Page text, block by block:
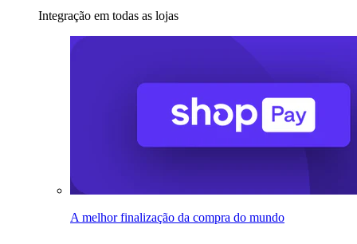
Integração em todas as lojas
A melhor finalização da compra do mundo